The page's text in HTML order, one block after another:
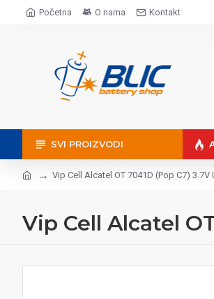
Početna O nama Kontakt
SVI PROIZVODI
Vip Cell Alcatel OT 7041D (Pop C7)
Vip Cell Alcatel